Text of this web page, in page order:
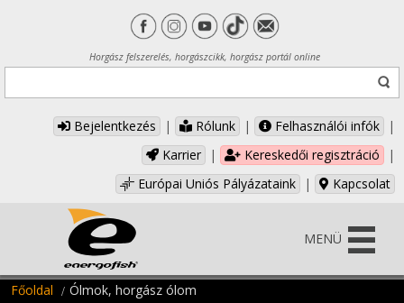
Horgász felszerelés, horgászcikk, horgász portál online
Bejelentkezés | Rólunk | Felhasználói infók
|
Karrier
| Kereskedői regisztráció
|
Európai Uniós Pályázataink
| Kapcsolat
MENÜ
Főoldal Ólmok, horgász ólom